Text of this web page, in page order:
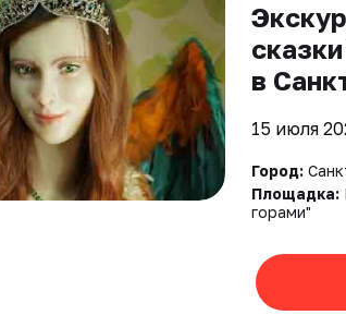
в
15 июля
Город:
Площадка:
горами"